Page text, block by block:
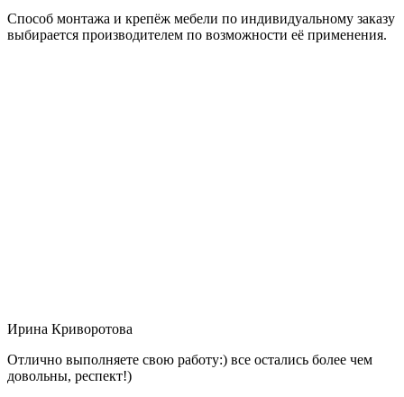
Способ монтажа и крепёж мебели по индивидуальному заказу
выбирается производителем по возможности её применения.
Ирина Криворотова
Отлично выполняете свою работу:) все остались более чем
довольны, респект!)